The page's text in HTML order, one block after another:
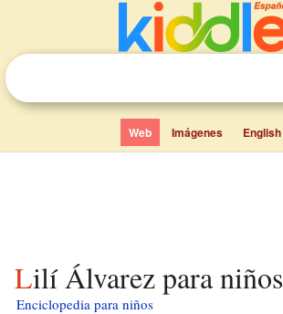
Web Imágenes English
Lilí Álvarez para niños
Enciclopedia para niños